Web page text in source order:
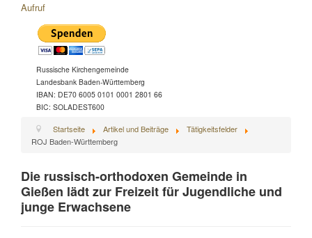
Aufruf
Russische Kirchengemeinde
Landesbank Baden-Württemberg
IBAN: DE70 6005 0101 0001 2801 66
BIC: SOLADEST600
Startseite Artikel und Beiträge
Tätigkeitsfelder
ROJ Baden-Württemberg
Die russisch-orthodoxen Gemeinde in
Gießen lädt zur Freizeit für Jugendliche und
junge Erwachsene